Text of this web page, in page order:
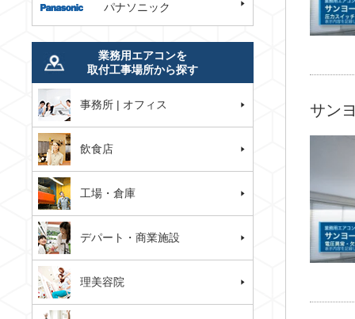
サン
パナソニック
業務用エアコンを
取付工事場所から探す
事務所 | オフィス
飲食店
工場・倉庫
デパート・商業施設
理美容院